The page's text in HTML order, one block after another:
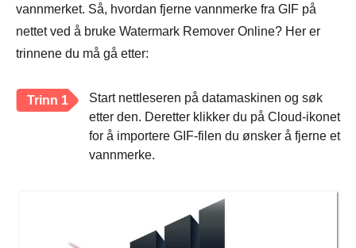
vannmerket. Så, hvordan fjerne vannmerke fra GIF på
nettet ved å bruke Watermark Remover Online? Her er
trinnene du må gå etter:
Trinn 1
Start nettleseren på datamaskinen og søk
etter den. Deretter klikker du på Cloud-ikonet
for å importere GIF-filen du ønsker å fjerne et
vannmerke.